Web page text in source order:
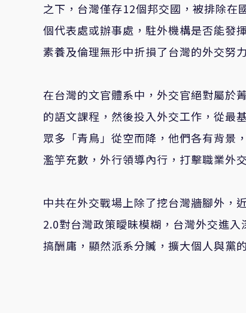
之下，台灣僅存12個邦交國，被排除在
個代表處或辦事處，駐外機構是否能發
素養及倫理無形中折損了台灣的外交努
在台灣的文官體系中，外交官絕對屬於
的語文課程，然後投入外交工作，從最
眾多「青鳥」從空而降，他們各有背景
濫竽充數，外行領導內行，打擊職業外
中共在外交戰場上除了挖台灣牆腳外，
2.0對台灣政策曖昧模糊，台灣外交進
搞酬庸，顯然派系分贓，擴大個人與黨